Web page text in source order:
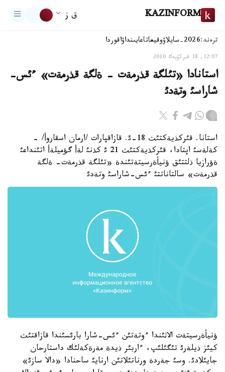
KAZINFORM ق ز
ترەند:2026-سايلاۋ وقيعاتاعايىنداۋاقوردا
12:07, 18 قىركۇيەك 2010
استانادا «تئلگة قذرمةت - ةلگة قذرمةت» ءئس-
شاراسئ وتةدئ
استانا. قئركذيةكتئث 18-ئ. قازاقپارات /ارمان اسقاروأ/ -
كةلةسئ اپتادا، قئركذيةكتئث 21 ئ كذنئ لةأ گؤميلةأ اتئنداعئ
ةؤرازيا ذلتتئق ؤنيأةرسيتةتئندة «تئلگة قذرمةت- ةلگة
قذرمةت» سالتاناتتئ ءئس-شاراسئ وتةدئ
ؤنيأةرسيتةت الاثئندا ءوتةتئن ءئس-شارا بارئسئندا قازاقتئث
كيئز ذيلةرئ تئگئلئپ، ءاربئر ذيدة مةرةكةلئك داستارحان
جايئلادئ. وسئ جةردة ورناتئلاتئن ارنايئ ساحنادا «دالا سازئ»